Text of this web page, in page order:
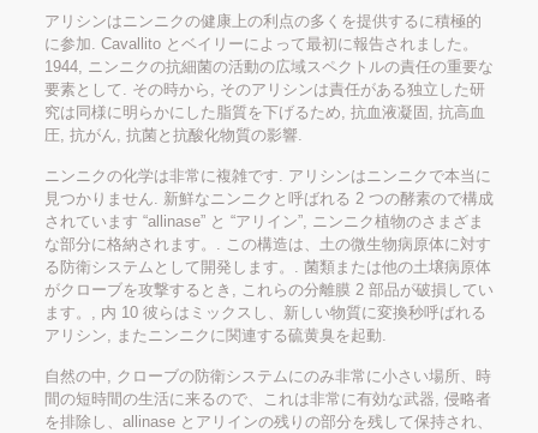
アリシンはニンニクの健康上の利点の多くを提供するに積極的
に参加. Cavallito とベイリーによって最初に報告されました。
1944, ニンニクの抗細菌の活動の広域スペクトルの責任の重要な
要素として. その時から, そのアリシンは責任がある独立した研
究は同様に明らかにした脂質を下げるため, 抗血液凝固, 抗高血
圧, 抗がん, 抗菌と抗酸化物質の影響.
ニンニクの化学は非常に複雑です. アリシンはニンニクで本当に
見つかりません. 新鮮なニンニクと呼ばれる 2 つの酵素ので構成
されています “allinase” と “アリイン”, ニンニク植物のさまざま
な部分に格納されます。. この構造は、土の微生物病原体に対す
る防衛システムとして開発します。. 菌類または他の土壌病原体
がクローブを攻撃するとき, これらの分離膜 2 部品が破損してい
ます。, 内 10 彼らはミックスし、新しい物質に変換秒呼ばれる
アリシン, またニンニクに関連する硫黄臭を起動.
自然の中, クローブの防衛システムにのみ非常に小さい場所、時
間の短時間の生活に来るので、これは非常に有効な武器, 侵略者
を排除し、allinase とアリインの残りの部分を残して保持され、